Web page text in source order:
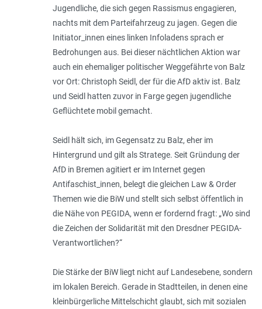
Jugend­liche, die sich gegen Rassismus enga­gieren,
nachts mit dem Parteifahrzeug zu jagen. Gegen die
Initiator_innen eines linken Infoladens sprach er
Bedrohungen aus. Bei dieser nächtlichen Aktion war
auch ein ehemaliger politischer Weggefährte von Balz
vor Ort: Christoph Seidl, der für die AfD aktiv ist. Balz
und Seidl hatten zuvor in Farge ge­gen jugend­liche
Geflüchtete mobil gemacht.
Seidl hält sich, im Gegensatz zu Balz, eher im
Hintergrund und gilt als Stratege. Seit Gründung der
AfD in Bremen agitiert er im Internet gegen
Antifaschist_innen, belegt die gleichen Law & Order
Themen wie die BiW und stellt sich selbst öffentlich in
die Nähe von PEGIDA, wenn er fordernd fragt: „Wo sind
die Zei­chen der Solidarität mit den Dresdner PEGIDA-
Verantwortlichen?“
Die Stärke der BiW liegt nicht auf Landesebene, sondern
im lokalen Bereich. Gerade in Stadtteilen, in denen eine
kleinbürgerliche Mittelschicht glaubt, sich mit sozialen